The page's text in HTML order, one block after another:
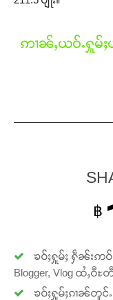
ဢၢၼ်ႇယဝ်ႉႁူမ်
฿
ၶဝ်ႈႁူမ်ႈ ႁဵၼ်းဢဝ်
Blogger, Vlog ထႆႇ
ၶဝ်ႈႁူမ်ႈၵၢၼ်တူင်